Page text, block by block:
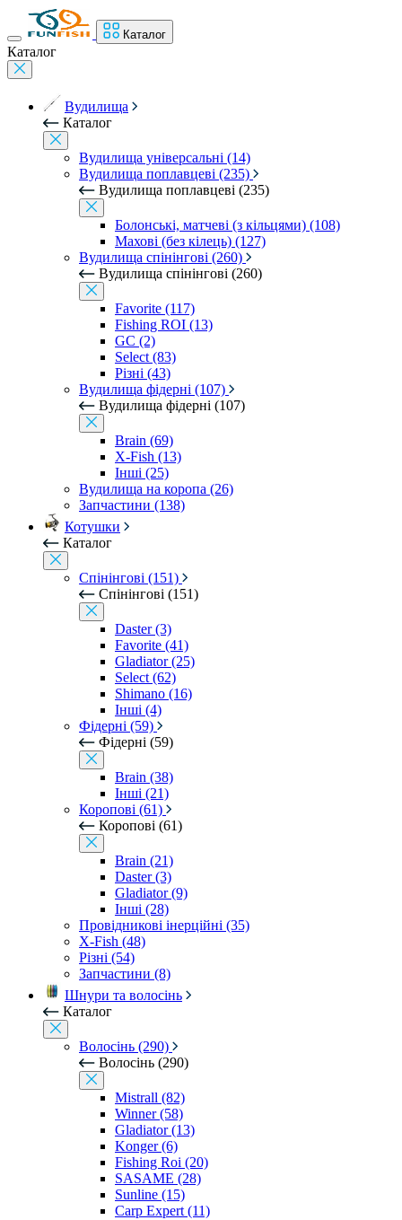
Каталог
Каталог
Вудилища
Каталог
Вудилища універсальні (14)
Вудилища поплавцеві (235)
Вудилища поплавцеві (235)
Болонські, матчеві (з кільцями) (108)
Махові (без кілець) (127)
Вудилища спінінгові (260)
Вудилища спінінгові (260)
Favorite (117)
Fishing ROI (13)
GC (2)
Select (83)
Різні (43)
Вудилища фідерні (107)
Вудилища фідерні (107)
Brain (69)
X-Fish (13)
Інші (25)
Вудилища на коропа (26)
Запчастини (138)
Котушки
Каталог
Спінінгові (151)
Спінінгові (151)
Daster (3)
Favorite (41)
Gladiator (25)
Select (62)
Shimano (16)
Інші (4)
Фідерні (59)
Фідерні (59)
Brain (38)
Інші (21)
Коропові (61)
Коропові (61)
Brain (21)
Daster (3)
Gladiator (9)
Інші (28)
Провідникові інерційні (35)
X-Fish (48)
Різні (54)
Запчастини (8)
Шнури та волосінь
Каталог
Волосінь (290)
Волосінь (290)
Mistrall (82)
Winner (58)
Gladiator (13)
Konger (6)
Fishing Roi (20)
SASAME (28)
Sunline (15)
Carp Expert (11)